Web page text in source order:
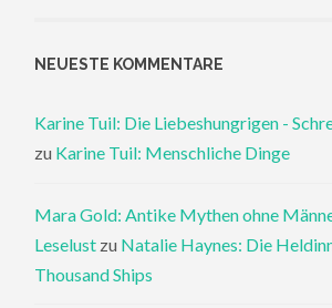
NEUESTE KOMMENTARE
Karine Tuil: Die Liebeshungrigen -
zu Karine Tuil: Menschliche Dinge
Mara Gold: Antike Mythen ohne
Leselust zu Natalie Haynes: Die
Thousand Ships